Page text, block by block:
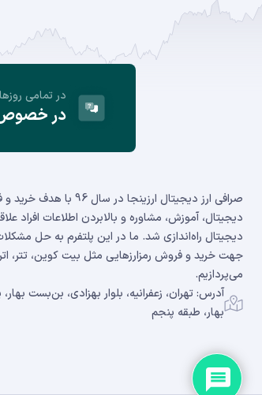
در تمامی
در خصوص
صرافی ارز دیجیتال ارزینجا در
دیجیتال، آموزش، مشاوره و بالابردن اطلاعات افراد
دیجیتال راه‌اندازی شد. ما در این پلتفرم به حل
جهت خرید و فروش رمزارزهایی مثل بیت کوین، تتر،
می‌پردازیم.
بهار، طبقه پنجم